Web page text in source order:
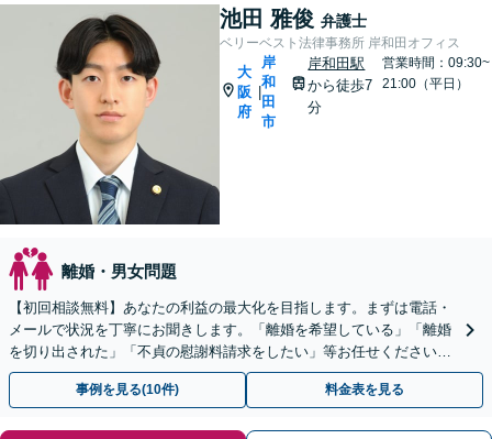
池田 雅俊 弁護士
ベリーベスト法律事務所 岸和田オフィス
大
阪
府
岸
和
田
市
岸和田駅
から徒歩7
分
営業時間：09:30~
21:00（平日）
離婚・男女問題
【初回相談無料】あなたの利益の最大化を目指します。まずは電話・
メールで状況を丁寧にお聞きします。「離婚を希望している」「離婚
を切り出された」「不貞の慰謝料請求をしたい」等お任せください。
【リーズナブルな料金設定】
事例を見る(10件) 料金表を見る